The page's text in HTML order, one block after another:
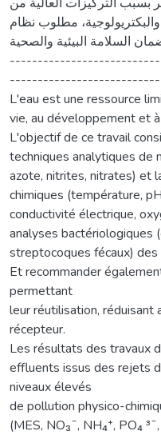
والبكتريولوجية، مطلوب نظام
السلامة البيئية والصحية.
L'eau est une ressource
vie, au développement et
L'objectif de ce travail
techniques analytiques de
azote, nitrites, nitrates) et
chimiques (température,
conductivité électrique,
analyses bactériologiques
streptocoques fécaux)
Et recommander
permettant
leur réutilisation, réduisant
récepteur.
Les résultats des travaux
effluents issus des rejets
niveaux élevés
de pollution physico-
(MES, NO₃ˉ, NH₄⁺, PO₄